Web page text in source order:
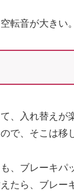
転音が大きい。
、入れ替えが
で、そこは
、ブレーキパ
たら、ブレー